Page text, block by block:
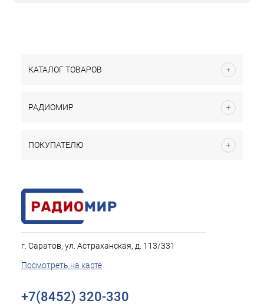
КАТАЛОГ ТОВАРОВ
РАДИОМИР
ПОКУПАТЕЛЮ
г. Саратов, ул. Астраханская, д. 113/331
Посмотреть на карте
+7(8452) 320-330